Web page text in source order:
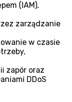
(IAM),
zarządzanie
w czasie
zapór oraz
DDoS